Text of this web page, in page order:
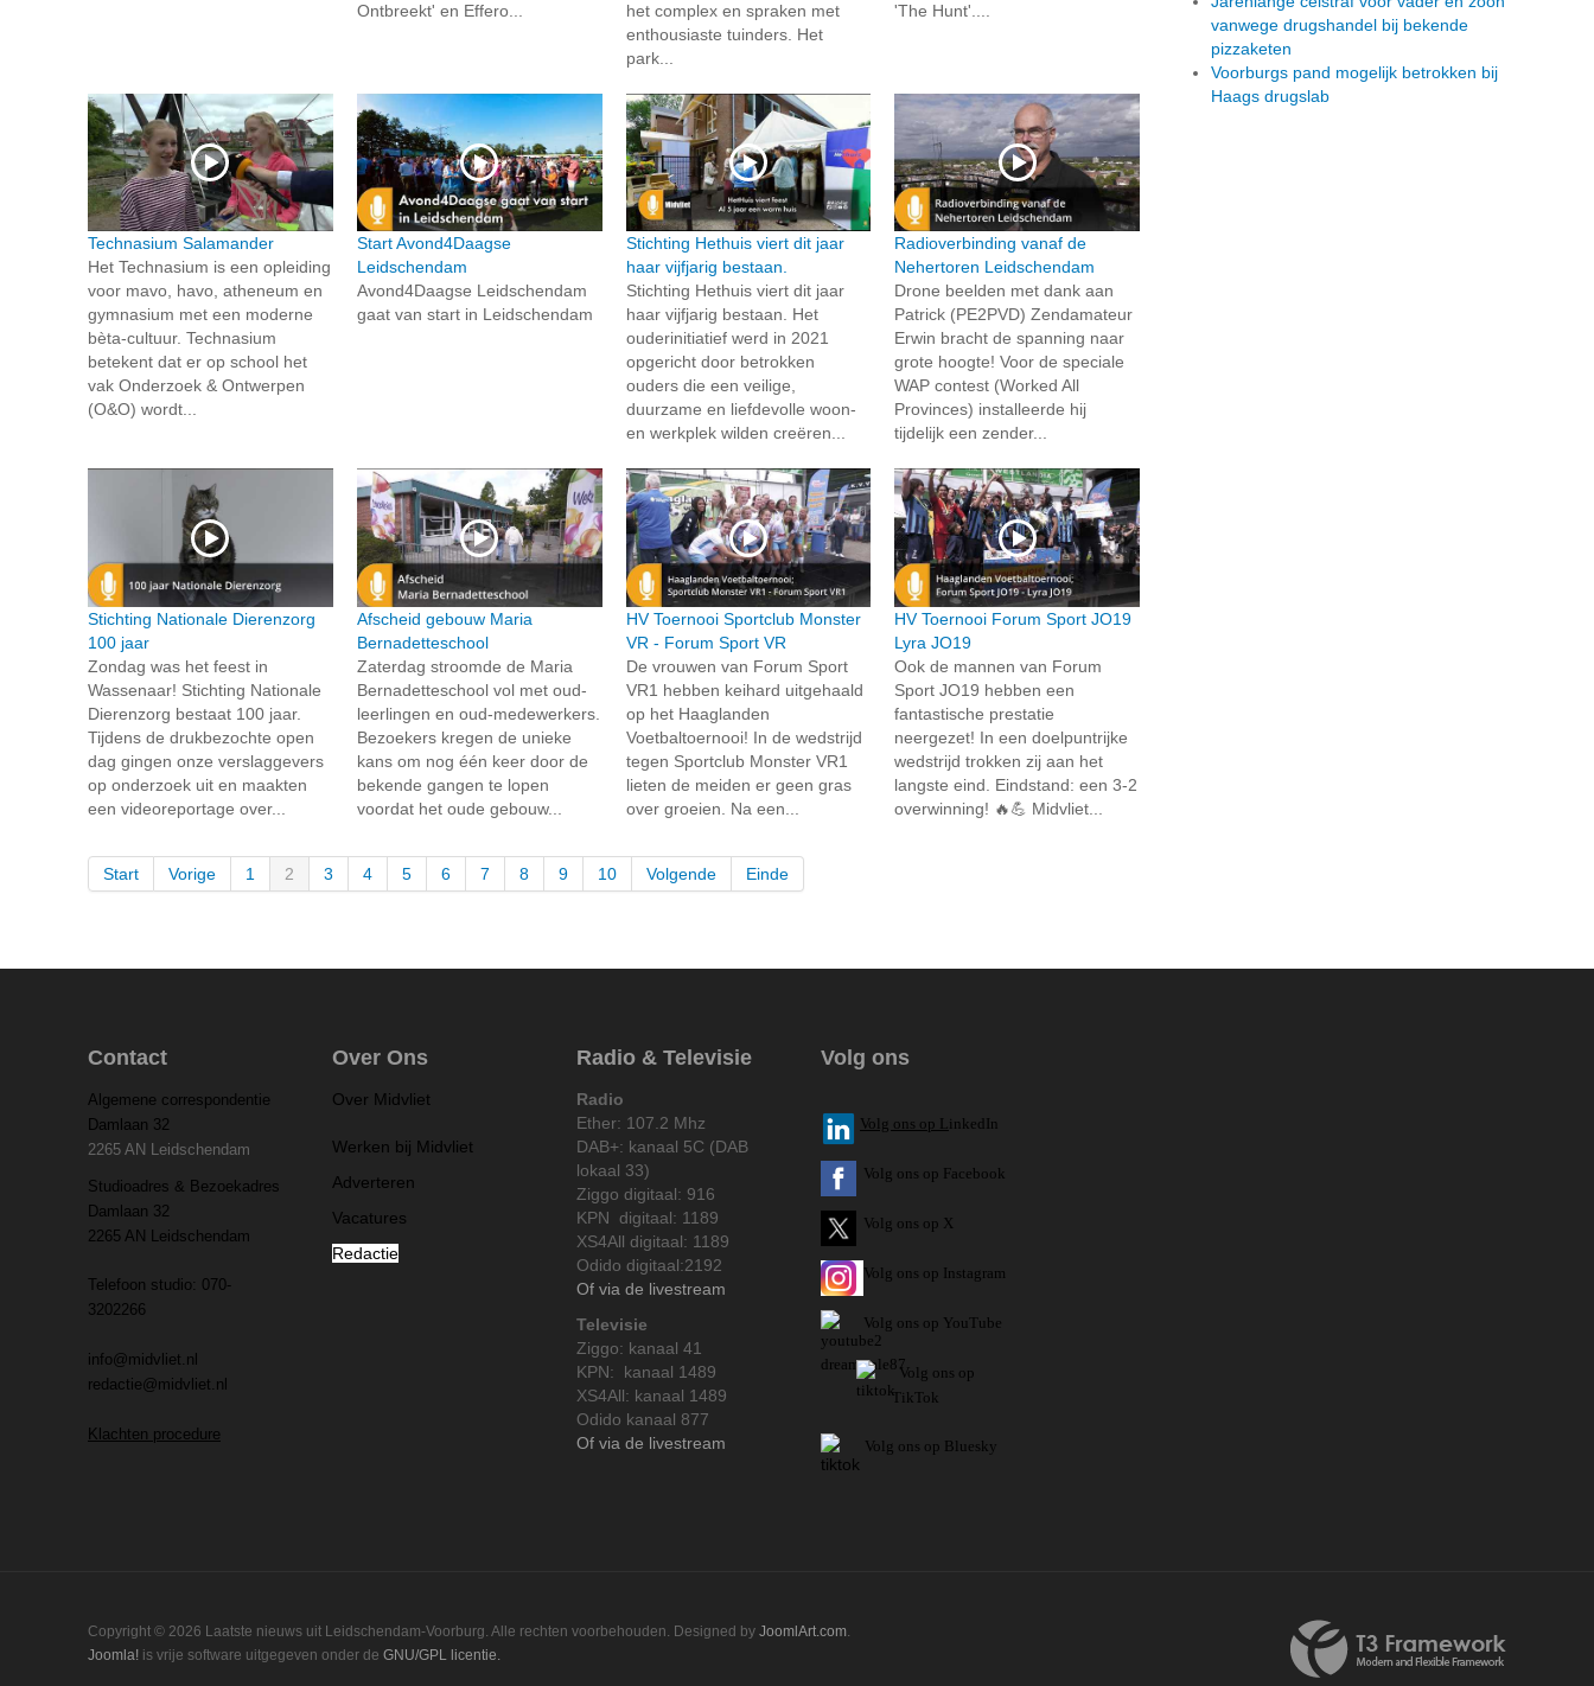
Ontbreekt' en Effero...
het complex en spraken met
enthousiaste tuinders. Het
park...
'The Hunt'....
Technasium Salamander
Het Technasium is een opleiding
voor mavo, havo, atheneum en
gymnasium met een moderne
bèta-cultuur. Technasium
betekent dat er op school het
vak Onderzoek & Ontwerpen
(O&O) wordt...
Start Avond4Daagse
Leidschendam
Avond4Daagse Leidschendam
gaat van start in Leidschendam
Stichting Hethuis viert dit jaar
haar vijfjarig bestaan.
Stichting Hethuis viert dit jaar
haar vijfjarig bestaan. Het
ouderinitiatief werd in 2021
opgericht door betrokken
ouders die een veilige,
duurzame en liefdevolle woon-
en werkplek wilden creëren...
Radioverbinding vanaf de
Nehertoren Leidschendam
Drone beelden met dank aan
Patrick (PE2PVD) Zendamateur
Erwin bracht de spanning naar
grote hoogte! Voor de speciale
WAP contest (Worked All
Provinces) installeerde hij
tijdelijk een zender...
Stichting Nationale Dierenzorg
100 jaar
Zondag was het feest in
Wassenaar! Stichting Nationale
Dierenzorg bestaat 100 jaar.
Tijdens de drukbezochte open
dag gingen onze verslaggevers
op onderzoek uit en maakten
een videoreportage over...
Afscheid gebouw Maria
Bernadetteschool
Zaterdag stroomde de Maria
Bernadetteschool vol met oud-
leerlingen en oud-medewerkers.
Bezoekers kregen de unieke
kans om nog één keer door de
bekende gangen te lopen
voordat het oude gebouw...
HV Toernooi Sportclub Monster
VR - Forum Sport VR
De vrouwen van Forum Sport
VR1 hebben keihard uitgehaald
op het Haaglanden
Voetbaltoernooi! In de wedstrijd
tegen Sportclub Monster VR1
lieten de meiden er geen gras
over groeien. Na een...
HV Toernooi Forum Sport JO19
Lyra JO19
Ook de mannen van Forum
Sport JO19 hebben een
fantastische prestatie
neergezet! In een doelpuntrijke
wedstrijd trokken zij aan het
langste eind. Eindstand: een 3-2
overwinning! 🔥💪 Midvliet...
Start Vorige 1 2 3 4 5 6 7 8 9 10 Volgende Einde
vanwege drugshandel bij bekende
pizzaketen
Voorburgs pand mogelijk betrokken bij
Haags drugslab
Contact
Algemene correspondentie
Damlaan 32
2265 AN Leidschendam
Studioadres & Bezoekadres
Damlaan 32
2265 AN Leidschendam
Telefoon studio: 070-
3202266
info@midvliet.nl
redactie@midvliet.nl
Klachten procedure
Over Ons
Over Midvliet
Werken bij Midvliet
Adverteren
Vacatures
Redactie
Radio & Televisie
Radio
Ether: 107.2 Mhz
DAB+: kanaal 5C (DAB
lokaal 33)
Ziggo digitaal: 916
KPN digitaal: 1189
XS4All digitaal: 1189
Odido digitaal:2192
Of via de livestream
Televisie
Ziggo: kanaal 41
KPN: kanaal 1489
XS4All: kanaal 1489
Odido kanaal 877
Of via de livestream
Volg ons
Volg ons op L inkedIn
Volg ons op Facebook
Volg ons op X
Volg ons op Instagram
Volg ons op YouTube
Volg ons op
TikTok
Volg ons op Bluesky
Copyright © 2026 Laatste nieuws uit Leidschendam-Voorburg. Alle rechten voorbehouden. Designed by JoomlArt.com
Joomla! is vrije software uitgegeven onder de GNU/GPL licentie.